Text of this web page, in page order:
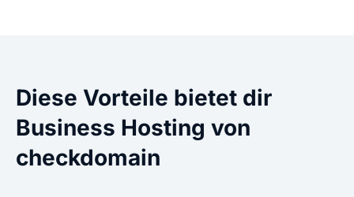
Diese Vorteile bietet dir
Business Hosting von
checkdomain